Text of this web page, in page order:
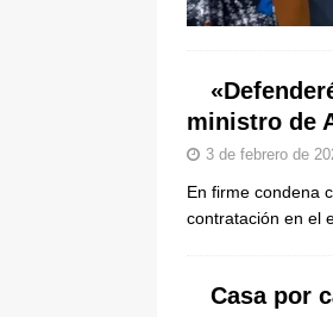
De
ministro de
3 de febrero de
En firme condena
contratación en el
Casa por